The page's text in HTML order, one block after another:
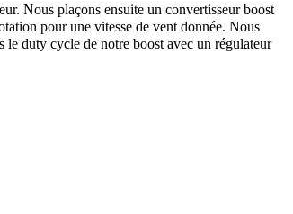
Nous plaçons ensuite un convertisseur boost
pour une vitesse de vent donnée. Nous
le duty cycle de notre boost avec un régulateur